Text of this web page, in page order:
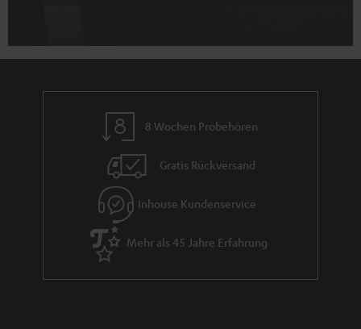
8 Wochen Probehören
Gratis Rückversand
Inhouse Kundenservice
Mehr als 45 Jahre Erfahrung